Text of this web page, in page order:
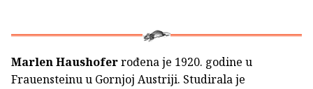
Marlen Haushoferrođena je 1920. godine u
Frauensteinu u Gornjoj Austriji. Studirala je